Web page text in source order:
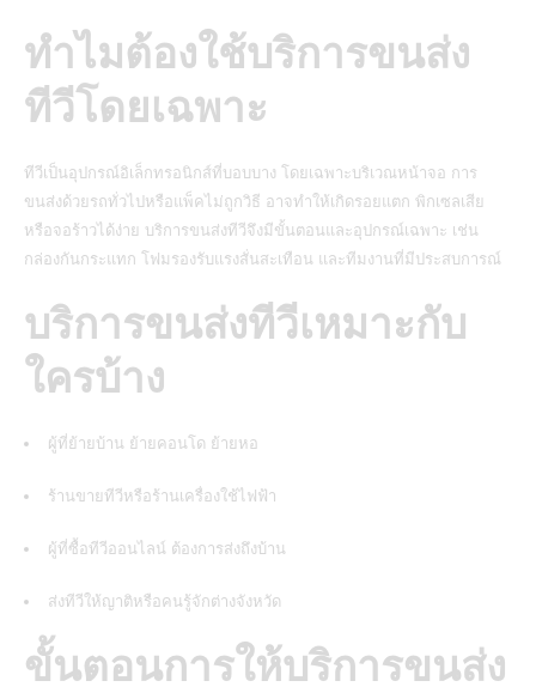
ทำไมต้องใช้บริการขนส่ง
ทีวีโดยเฉพาะ
ทีวีเป็นอุปกรณ์อิเล็กทรอนิกส์ที่บอบบาง โดยเฉพาะบริเวณหน้าจอ การ
ขนส่งด้วยรถทั่วไปหรือแพ็คไม่ถูกวิธี อาจทำให้เกิดรอยแตก พิกเซลเสีย
หรือจอร้าวได้ง่าย บริการขนส่งทีวีจึงมีขั้นตอนและอุปกรณ์เฉพาะ เช่น
กล่องกันกระแทก โฟมรองรับแรงสั่นสะเทือน และทีมงานที่มีประสบการณ์
บริการขนส่งทีวีเหมาะกับ
ใครบ้าง
ผู้ที่ย้ายบ้าน ย้ายคอนโด ย้ายหอ
ร้านขายทีวีหรือร้านเครื่องใช้ไฟฟ้า
ผู้ที่ซื้อทีวีออนไลน์ ต้องการส่งถึงบ้าน
ส่งทีวีให้ญาติหรือคนรู้จักต่างจังหวัด
ขั้นตอนการให้บริการขนส่ง